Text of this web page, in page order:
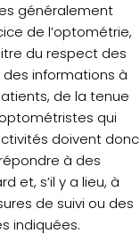
généralement
de l’optométrie,
du respect des
informations à
de la tenue
qui
doivent donc
à des
et, s’il y a lieu, à
de suivi ou des
indiquées.